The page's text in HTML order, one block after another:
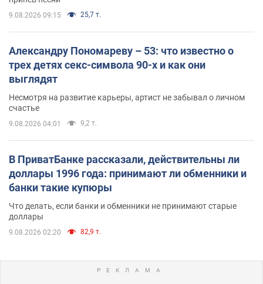
9.08.2026 09:15 25,7 т.
Александру Пономареву – 53: что известно о
трех детях секс-символа 90-х и как они
выглядят
Несмотря на развитие карьеры, артист не забывал о личном
счастье
9.08.2026 04:01 9,2 т.
В ПриватБанке рассказали, действительны ли
доллары 1996 года: принимают ли обменники и
банки такие купюры
Что делать, если банки и обменники не принимают старые
доллары
9.08.2026 02:20 82,9 т.